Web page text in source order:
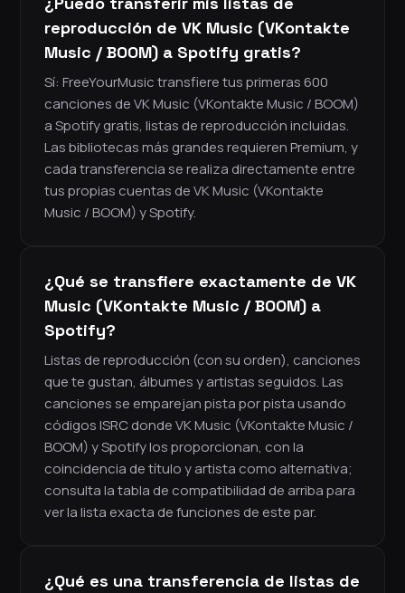
reproducción de VK Music (VKontakte
Music / BOOM) a Spotify gratis?
Sí: FreeYourMusic transfiere tus primeras 600
canciones de VK Music (VKontakte Music / BOOM)
a Spotify gratis, listas de reproducción incluidas.
Las bibliotecas más grandes requieren Premium, y
cada transferencia se realiza directamente entre
tus propias cuentas de VK Music (VKontakte
Music / BOOM) y Spotify.
¿Qué se transfiere exactamente de VK
Music (VKontakte Music / BOOM) a
Spotify?
Listas de reproducción (con su orden), canciones
que te gustan, álbumes y artistas seguidos. Las
canciones se emparejan pista por pista usando
códigos ISRC donde VK Music (VKontakte Music /
BOOM) y Spotify los proporcionan, con la
coincidencia de título y artista como alternativa;
consulta la tabla de compatibilidad de arriba para
ver la lista exacta de funciones de este par.
¿Qué es una transferencia de listas de